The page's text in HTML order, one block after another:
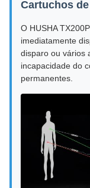
Cartuchos
O HUSHA
imediatamente
disparo ou vários
incapacidade do
permanentes.